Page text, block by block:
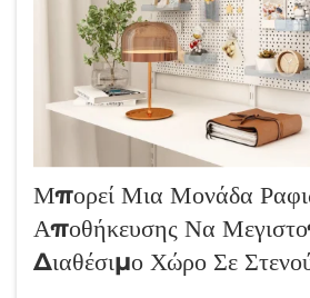
Μπορεί Μια Μονάδα
Αποθήκευσης Να
Διαθέσιμο Χώρο Σε